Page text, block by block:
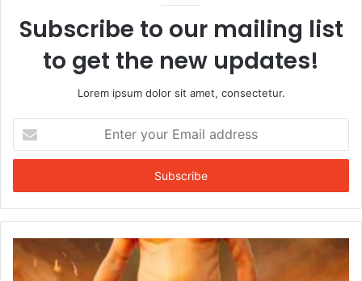
Subscribe to our mailing list
to get the new updates!
Lorem ipsum dolor sit amet, consectetur.
your
Email